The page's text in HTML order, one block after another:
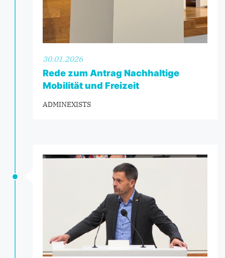
30.01.2026
Rede zum Antrag Nachhaltige
Mobilität und Freizeit
ADMINEXISTS